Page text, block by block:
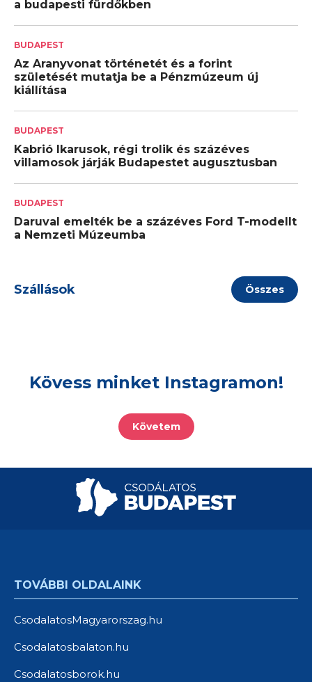
a budapesti fürdőkben
BUDAPEST
Az Aranyvonat történetét és a forint
születését mutatja be a Pénzmúzeum új
kiállítása
BUDAPEST
Kabrió Ikarusok, régi trolik és százéves
villamosok járják Budapestet augusztusban
BUDAPEST
Daruval emelték be a százéves Ford T-modellt
a Nemzeti Múzeumba
Szállások Összes
Kövess minket Instagramon!
Követem
TOVÁBBI OLDALAINK
CsodalatosMagyarorszag.hu
Csodalatosbalaton.hu
Csodalatosborok.hu